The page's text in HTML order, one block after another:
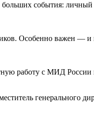
больших события:
Особенно важен —
работу с МИД России
генерального